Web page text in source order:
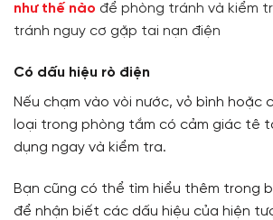
như thế nào để phòng tránh và kiểm
tránh nguy cơ gặp tai nạn điện
Có dấu hiệu rò điện
Nếu chạm vào vòi nước, vỏ bình hoặc
loại trong phòng tắm có cảm giác tê
dụng ngay và kiểm tra.
Bạn cũng có thể tìm hiểu thêm trong
để nhận biết các dấu hiệu của hiện